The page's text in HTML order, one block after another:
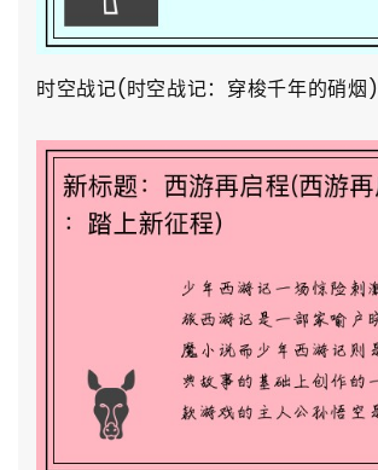
时空战记(时空战记：穿梭千年的硝烟)